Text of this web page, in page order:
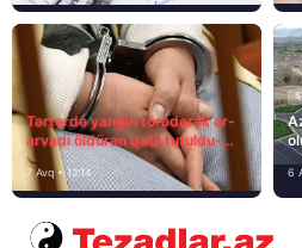
Tərtərdə yanğın törədərək ər-
arvadı öldürən qatil tutuldu-
SON DƏQİQƏ
7 Avq • 12:14 6